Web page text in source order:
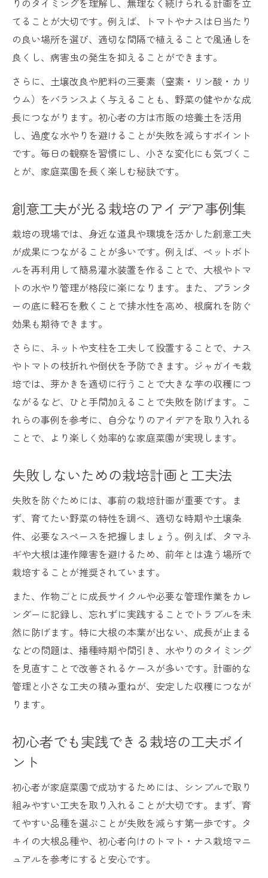
初心者向けの育てやすい野菜の栽培法
失敗しにくい野菜栽培の選び方と工夫
栽培の難易度と失敗回避ポイント
手軽に始める栽培で選ぶ野菜の特徴
栽培知識を活かした失敗しない野菜選び
根本から学ぶ植物栽培の三要素とは
栽培の三要素を理解する基礎知識
植物栽培で重要な三要素の応用法
栽培成功のための三要素の押さえ方
三要素を意識した栽培計画の立て方
トマトや大根の栽培計画の立て方実践
トマト栽培計画で失敗しない工夫法
大根栽培計画を成功に導くポイント
栽培計画に役立つトマトと大根の知識
野菜ごとの栽培計画と創意工夫の実践
トマト 栽培 計画で押さえる基本事項
栽培で失敗しないための工夫と実例紹介
栽培でよくある失敗と工夫の実例紹介
トラブル回避に役立つ栽培の工夫事例
ジャガイモやタマネギ栽培の工夫ポイント
大根本葉が出ない時の栽培対策と工夫
りのタイミングを理解し、無理なく続けられる計画を立
てることが大切です。例えば、トマトやナスは日当たり
の良い場所を選び、適切な間隔で植えることで風通しを
良くし、病害虫の発生を抑えることができます。
さらに、土壌改良や肥料の三要素（窒素・リン酸・カリ
ウム）をバランスよく与えることも、野菜の健やかな成
長につながります。初心者の方は市販の培養土を活用
し、過度な水やりを避けることが失敗を減らすポイント
です。毎日の観察を習慣にし、小さな変化にも気づくこ
とが、家庭菜園を長く楽しむ秘訣です。
創意工夫が光る栽培のアイデア事例集
栽培の現場では、身近な道具や環境を活かした創意工夫
が成果につながることが多いです。例えば、ペットボト
ルを再利用して簡易灌水装置を作ることで、大根やトマ
トの水やり管理が格段に楽になります。また、プランタ
ーの底に軽石を敷くことで排水性を高め、根腐れを防ぐ
効果も期待できます。
さらに、ネットや支柱を工夫して設置することで、ナス
やトマトの枝折れや倒伏を予防できます。ジャガイモ栽
培では、芽かきを適切に行うことで大きな芋の収穫につ
ながるなど、ひと手間加えることで失敗を防げます。こ
れらの事例を参考に、自分なりのアイデアを取り入れる
ことで、より楽しく効率的な家庭菜園が実現します。
失敗しないための栽培計画と工夫法
失敗を防ぐためには、事前の栽培計画が重要です。ま
ず、育てたい野菜の特性を調べ、適切な時期や土壌条
件、必要なスペースを把握しましょう。例えば、タマネ
ギや大根は連作障害を避けるため、前年とは違う場所で
栽培することが推奨されています。
また、作物ごとに成長サイクルや必要な管理作業をカレ
ンダーに記録し、忘れずに実践することでトラブルを未
然に防げます。特に大根の本葉が出ない、成長が止まる
などの問題は、播種時期や間引き、水やりのタイミング
を見直すことで改善されるケースが多いです。計画的な
管理と小さな工夫の積み重ねが、安定した収穫につなが
ります。
初心者でも実践できる栽培の工夫ポイ
ント
初心者が家庭菜園で成功するためには、シンプルで取り
組みやすい工夫を取り入れることが大切です。まず、育
てやすい品種を選ぶことが失敗を減らす第一歩です。タ
キイの大根品種や、初心者向けのトマト・ナス栽培マニ
ュアルを参考にすると安心です。